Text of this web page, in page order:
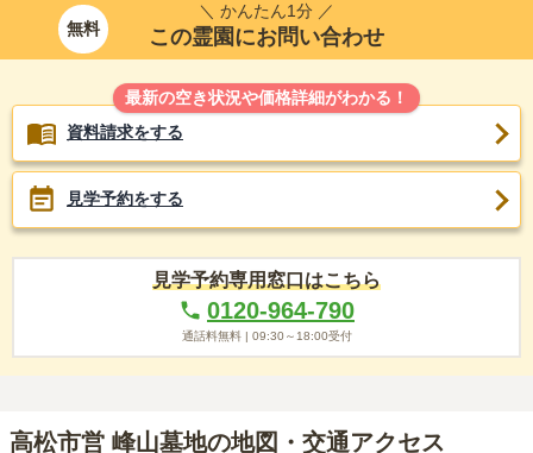
無料
＼ かんたん1分 ／
この霊園にお問い合わせ
最新の空き状況や価格詳細がわかる！
資料請求をする
見学予約をする
見学予約専用窓口はこちら
0120-964-790
通話料無料 | 09:30～18:00受付
高松市営 峰山墓地の地図・交通アクセス